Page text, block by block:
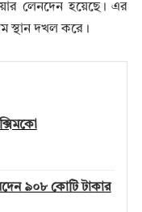
লেনদেন হয়েছে। এর
স্থান দখল করে।
৯০৮ কোটি টাকার